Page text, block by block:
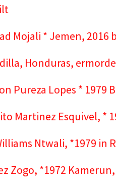
Mojali * Jemen,
Honduras,
Pureza Lopes * 1979
Martinez Esquivel, *
Ntwali, *1979 in
Zogo, *1972